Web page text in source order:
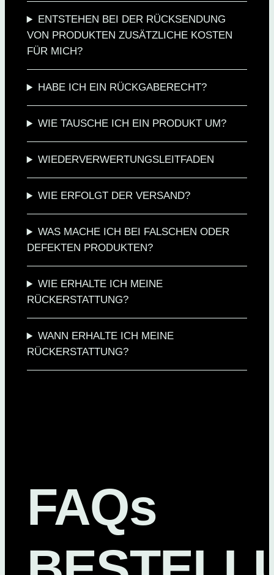
ENTSTEHEN BEI DER RÜCKSENDUNG
VON PRODUKTEN ZUSÄTZLICHE KOSTEN
FÜR MICH?
HABE ICH EIN RÜCKGABERECHT?
WIE TAUSCHE ICH EIN PRODUKT UM?
WIEDERVERWERTUNGSLEITFADEN
WIE ERFOLGT DER VERSAND?
WAS MACHE ICH BEI FALSCHEN ODER
DEFEKTEN PRODUKTEN?
WIE ERHALTE ICH MEINE
RÜCKERSTATTUNG?
WANN ERHALTE ICH MEINE
RÜCKERSTATTUNG?
FAQs